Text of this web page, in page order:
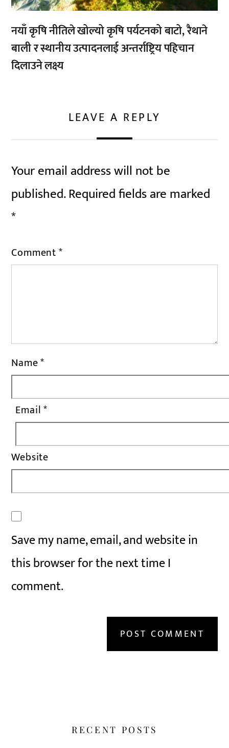
नयाँ कृषि नीतिले खोल्यो कृषि पर्यटनको बाटो, रैथाने
बाली र स्थानीय उत्पादनलाई अन्तर्राष्ट्रिय पहिचान
दिलाउने लक्ष्य
LEAVE A REPLY
Your email address will not be
published.Required fields are marked
*
Comment*
Name*
Email*
Website
Save my name, email, and website in
this browser for the next time I
comment.
RECENT POSTS